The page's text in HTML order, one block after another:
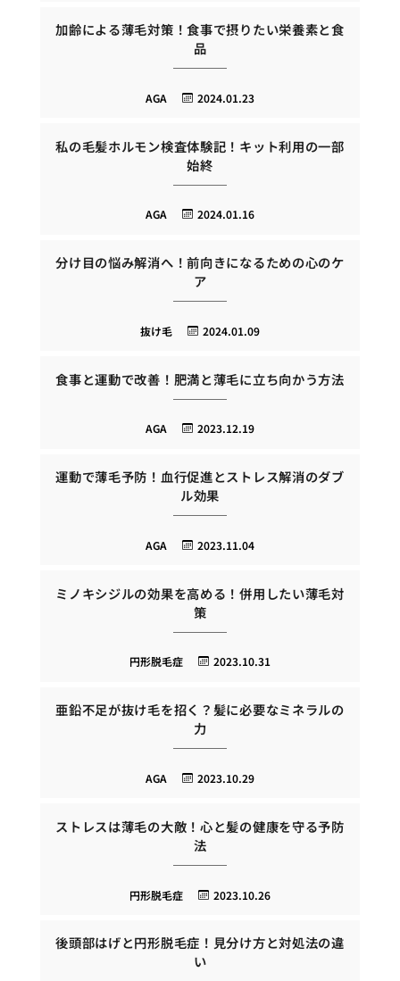
加齢による薄毛対策！食事で摂りたい栄養素と食
品
2024.01.23
AGA
私の毛髪ホルモン検査体験記！キット利用の一部
始終
2024.01.16
AGA
分け目の悩み解消へ！前向きになるための心のケ
ア
2024.01.09
抜け毛
食事と運動で改善！肥満と薄毛に立ち向かう方法
2023.12.19
AGA
運動で薄毛予防！血行促進とストレス解消のダブ
ル効果
2023.11.04
AGA
ミノキシジルの効果を高める！併用したい薄毛対
策
2023.10.31
円形脱毛症
亜鉛不足が抜け毛を招く？髪に必要なミネラルの
力
2023.10.29
AGA
ストレスは薄毛の大敵！心と髪の健康を守る予防
法
2023.10.26
円形脱毛症
後頭部はげと円形脱毛症！見分け方と対処法の違
い